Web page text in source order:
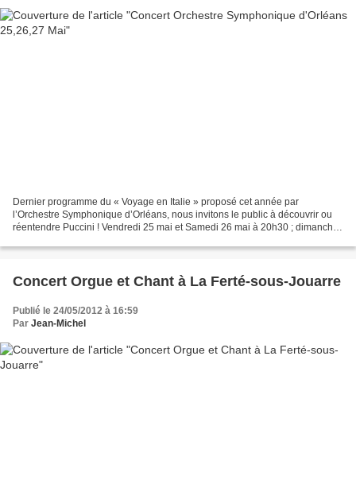
Dernier programme du « Voyage en Italie » proposé cet année par
l’Orchestre Symphonique d’Orléans, nous invitons le public à découvrir ou
réentendre Puccini ! Vendredi 25 mai et Samedi 26 mai à 20h30 ; dimanche
Concert Orgue et Chant à La Ferté-sous-Jouarre
Publié le 24/05/2012 à 16:59
Par Jean-Michel